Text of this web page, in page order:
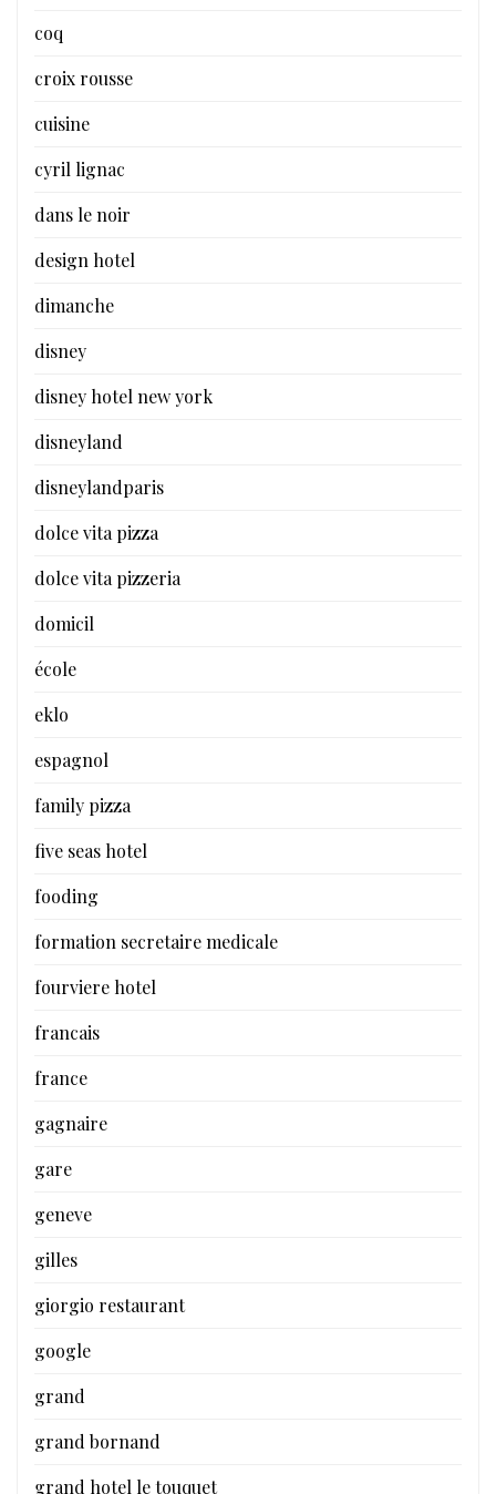
coq
croix rousse
cuisine
cyril lignac
dans le noir
design hotel
dimanche
disney
disney hotel new york
disneyland
disneylandparis
dolce vita pizza
dolce vita pizzeria
domicil
école
eklo
espagnol
family pizza
five seas hotel
fooding
formation secretaire medicale
fourviere hotel
francais
france
gagnaire
gare
geneve
gilles
giorgio restaurant
google
grand
grand bornand
grand hotel le touquet